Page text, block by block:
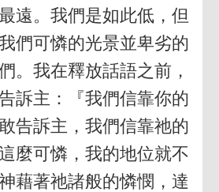
遠。我們是如此低，但
們可憐的光景並卑劣的
。我在釋放話語之前，
訴主：『我們信靠你的
告訴主，我們信靠祂的
麼可憐，我的地位就不
藉著祂諸般的憐憫，達